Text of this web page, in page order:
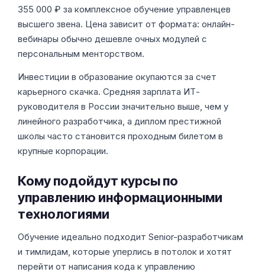
355 000 ₽ за комплексное обучение управленцев
высшего звена. Цена зависит от формата: онлайн-
вебинары обычно дешевле очных модулей с
персональным менторством.
Инвестиции в образование окупаются за счет
карьерного скачка. Средняя зарплата ИТ-
руководителя в России значительно выше, чем у
линейного разработчика, а диплом престижной
школы часто становится проходным билетом в
крупные корпорации.
Кому подойдут курсы по
управлению информационными
технологиями
Обучение идеально подходит Senior-разработчикам
и тимлидам, которые уперлись в потолок и хотят
перейти от написания кода к управлению